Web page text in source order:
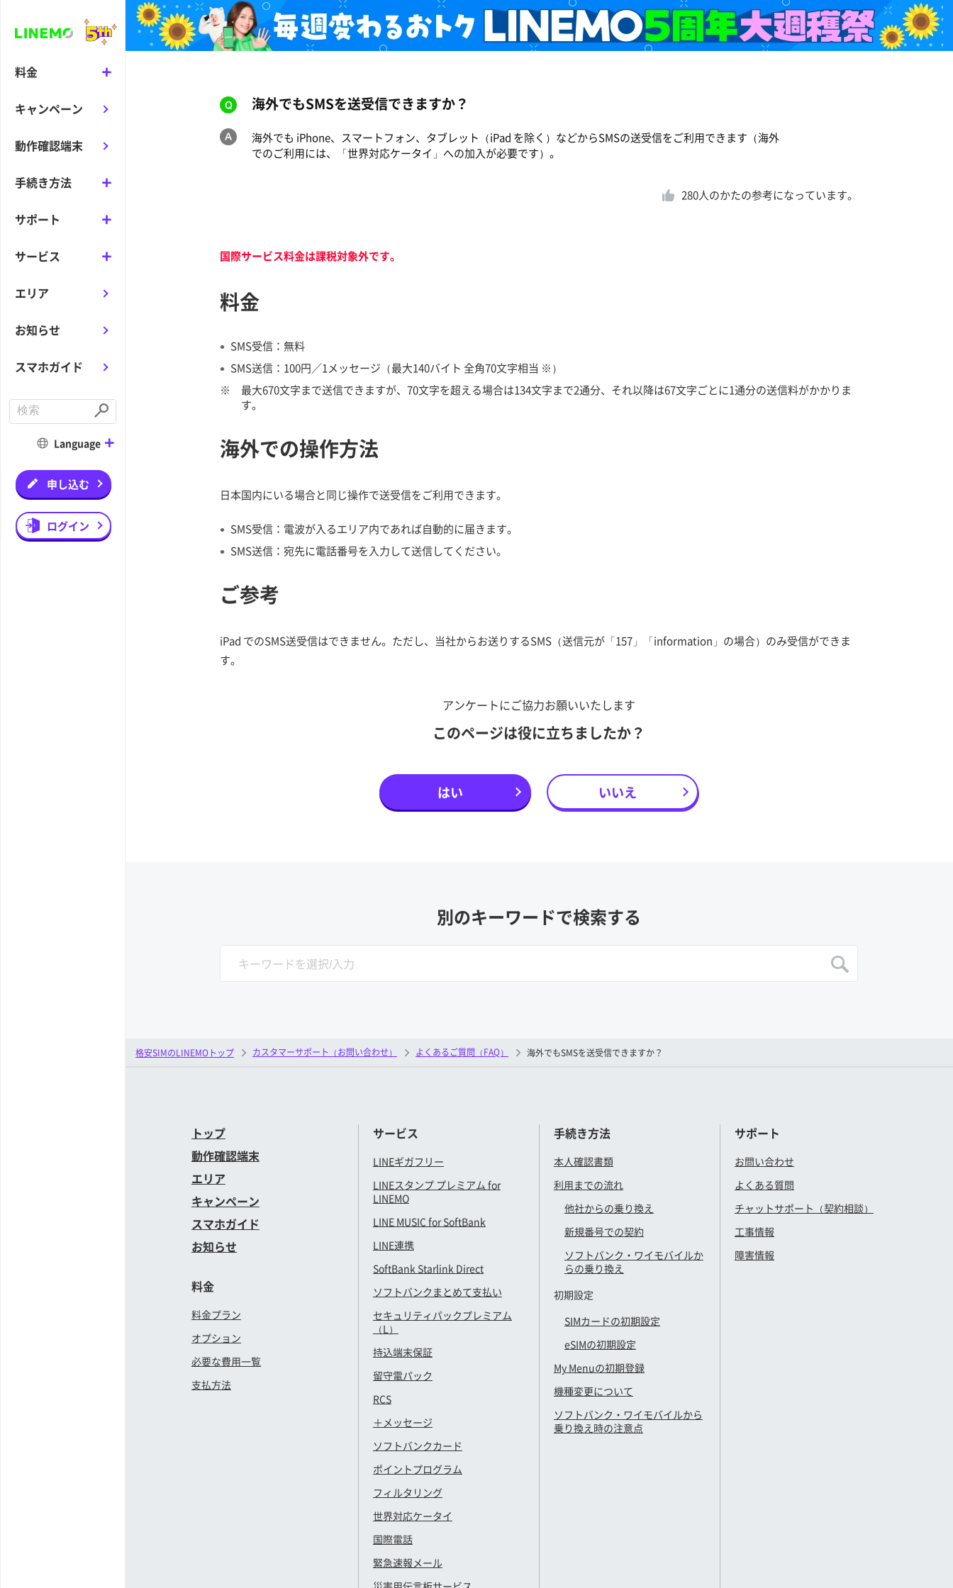
料金
キャンペーン
動作確認端末
手続き方法
サポート
サービス
エリア
お知らせ
スマホガイド
n
S
u
m
t
Language
申し込む
ログイン
海外でもSMSを送受信できますか？
海外でも iPhone、スマートフォン、タブレット（iPad を除く）などからSMSの送受信をご利用できます（海外
でのご利用には、「世界対応ケータイ」への加入が必要です）。
280人のかたの参考になっています。
国際サービス料金は課税対象外です。
料金
SMS受信：無料
SMS送信：100円／1メッセージ（最大140バイト 全角70文字相当 ※）
※
最大670文字まで送信できますが、70文字を超える場合は134文字まで2通分、それ以降は67文字ごとに1通分の送信料がかかりま
す。
海外での操作方法
日本国内にいる場合と同じ操作で送受信をご利用できます。
SMS受信：電波が入るエリア内であれば自動的に届きます。
SMS送信：宛先に電話番号を入力して送信してください。
ご参考
iPad でのSMS送受信はできません。ただし、当社からお送りするSMS（送信元が「157」「information」の場合）のみ受信ができま
す。
アンケートにご協力お願いいたします
このページは役に立ちましたか？
はい いいえ
別のキーワードで検索する
SEARCH
格安SIMのLINEMOトップ カスタマーサポート（お問い合わせ） よくあるご質問（FAQ） 海外でもSMSを送受信できますか？
トップ
動作確認端末
エリア
キャンペーン
スマホガイド
お知らせ
料金
料金プラン
オプション
必要な費用一覧
支払方法
サービス
LINEギガフリー
LINEスタンプ プレミアム for
LINEMO
LINE MUSIC for SoftBank
LINE連携
SoftBank Starlink Direct
ソフトバンクまとめて支払い
セキュリティパックプレミアム
（L）
持込端末保証
留守電パック
RCS
＋メッセージ
ソフトバンクカード
ポイントプログラム
フィルタリング
世界対応ケータイ
国際電話
緊急速報メール
手続き方法
本人確認書類
利用までの流れ
他社からの乗り換え
新規番号での契約
ソフトバンク・ワイモバイルか
らの乗り換え
初期設定
SIMカードの初期設定
eSIMの初期設定
My Menuの初期登録
機種変更について
ソフトバンク・ワイモバイルから
乗り換え時の注意点
サポート
お問い合わせ
よくある質問
チャットサポート（契約相談）
工事情報
障害情報